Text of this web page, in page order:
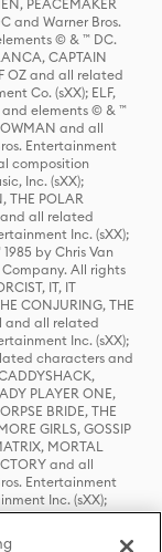
PEACEMAKER
and Warner Bros.
© & ™ DC.
CAPTAIN
OZ and all related
Co. (sXX); ELF,
elements © & ™
and all
Entertainment
composition
Inc. (sXX);
THE POLAR
and all related
Inc. (sXX);
by Chris Van
All rights
IT, IT
CONJURING, THE
and all related
Inc. (sXX);
characters and
PLAYER ONE,
BRIDE, THE
GIRLS, GOSSIP
MORTAL
and all
Entertainment
Inc. (sXX);
and all related
(sXX); CHILLING